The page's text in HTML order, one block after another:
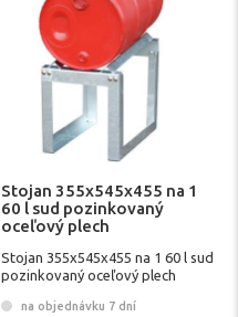
Stojan 355x545x455 na 1
60 l sud pozinkovaný
oceľový plech
Stojan 355x545x455 na 1 60 l sud
pozinkovaný oceľový plech
na objednávku 7 dní